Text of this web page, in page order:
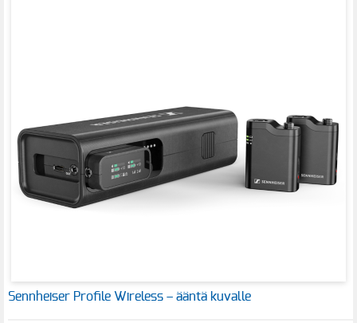
Sennheiser Profile Wireless – ääntä kuvalle